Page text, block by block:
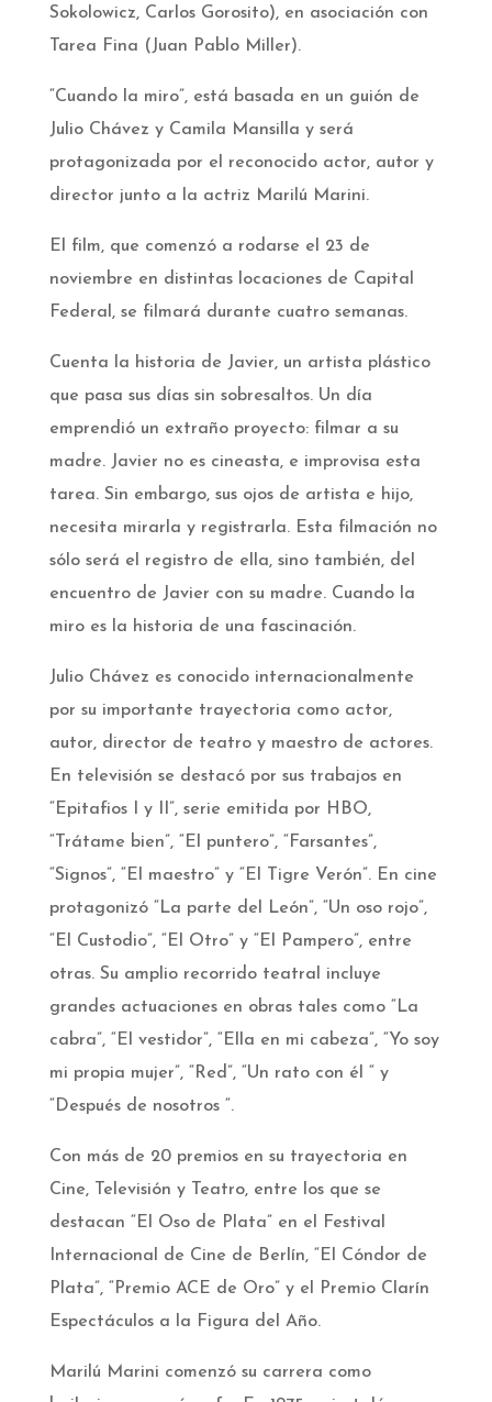
Sokolowicz, Carlos Gorosito), en asociación con
Tarea Fina (Juan Pablo Miller).
“Cuando la miro”, está basada en un guión de
Julio Chávez y Camila Mansilla y será
protagonizada por el reconocido actor, autor y
director junto a la actriz Marilú Marini.
El film, que comenzó a rodarse el 23 de
noviembre en distintas locaciones de Capital
Federal, se filmará durante cuatro semanas.
Cuenta la historia de Javier, un artista plástico
que pasa sus días sin sobresaltos. Un día
emprendió un extraño proyecto: filmar a su
madre. Javier no es cineasta, e improvisa esta
tarea. Sin embargo, sus ojos de artista e hijo,
necesita mirarla y registrarla. Esta filmación no
sólo será el registro de ella, sino también, del
encuentro de Javier con su madre. Cuando la
miro es la historia de una fascinación.
Julio Chávez es conocido internacionalmente
por su importante trayectoria como actor,
autor, director de teatro y maestro de actores.
En televisión se destacó por sus trabajos en
“Epitafios I y II”, serie emitida por HBO,
“Trátame bien”, “El puntero”, “Farsantes”,
“Signos”, “El maestro” y “El Tigre Verón”. En cine
protagonizó “La parte del León”, “Un oso rojo”,
“El Custodio”, “El Otro” y “El Pampero”, entre
otras. Su amplio recorrido teatral incluye
grandes actuaciones en obras tales como “La
cabra”, “El vestidor”, “Ella en mi cabeza”, “Yo soy
mi propia mujer”, “Red”, “Un rato con él “ y
“Después de nosotros “.
Con más de 20 premios en su trayectoria en
Cine, Televisión y Teatro, entre los que se
destacan “El Oso de Plata” en el Festival
Internacional de Cine de Berlín, “El Cóndor de
Plata”, “Premio ACE de Oro” y el Premio Clarín
Espectáculos a la Figura del Año.
Marilú Marini comenzó su carrera como